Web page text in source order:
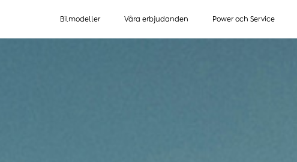
Bilmodeller Våra erbjudanden Power och Service